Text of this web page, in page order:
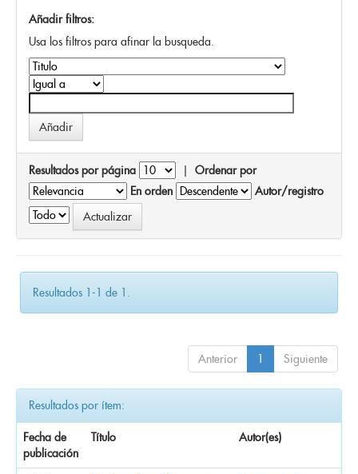
Añadir filtros:
Usa los filtros para afinar la busqueda.
Resultados por página | Ordenar por
En orden
Autor/registro
Resultados 1-1 de 1.
Anterior 1 Siguiente
Resultados por ítem:
Fecha de
publicación
Título Autor(es)